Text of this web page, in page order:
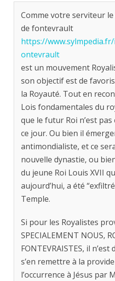
Comme votre serviteur
de fontevrault
https://
ontevrault
est un mouvement
son objectif est de
la Royauté. Tout en
Lois fondamentales du
que le futur Roi n’est
ce jour. Ou bien il
antimondialiste, et ce
nouvelle dynastie, ou
du jeune Roi Louis XVII
aujourd’hui, a été
Temple.
Si pour les Royalistes
SPECIALEMENT NOUS,
FONTEVRAISTES, il
s’en remettre à la
l’occurrence à Jésus par